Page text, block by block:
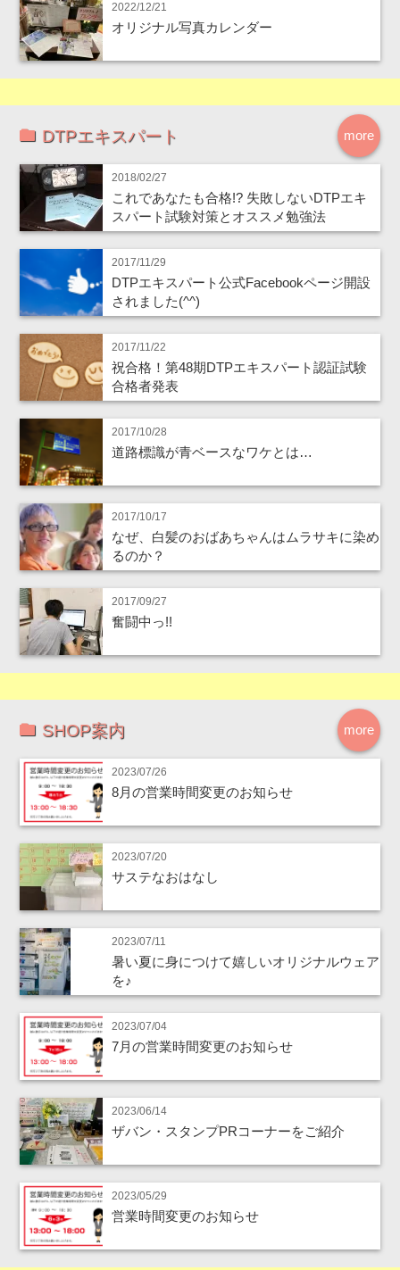
2022/12/21
オリジナル写真カレンダー
more
DTPエキスパート
2018/02/27
これであなたも合格!? 失敗しないDTPエキ
スパート試験対策とオススメ勉強法
2017/11/29
DTPエキスパート公式Facebookページ開設
されました(^^)
2017/11/22
祝合格！第48期DTPエキスパート認証試験
合格者発表
2017/10/28
道路標識が青ベースなワケとは…
2017/10/17
なぜ、白髪のおばあちゃんはムラサキに染め
るのか？
2017/09/27
奮闘中っ!!
more
SHOP案内
2023/07/26
8月の営業時間変更のお知らせ
2023/07/20
サステなおはなし
2023/07/11
暑い夏に身につけて嬉しいオリジナルウェア
を♪
2023/07/04
7月の営業時間変更のお知らせ
2023/06/14
ザバン・スタンプPRコーナーをご紹介
2023/05/29
営業時間変更のお知らせ